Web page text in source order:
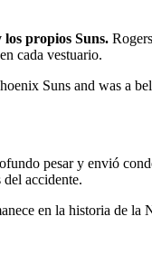
propios Suns.
cada vestuario.
Suns and was a
pesar y envió
accidente.
en la historia de la